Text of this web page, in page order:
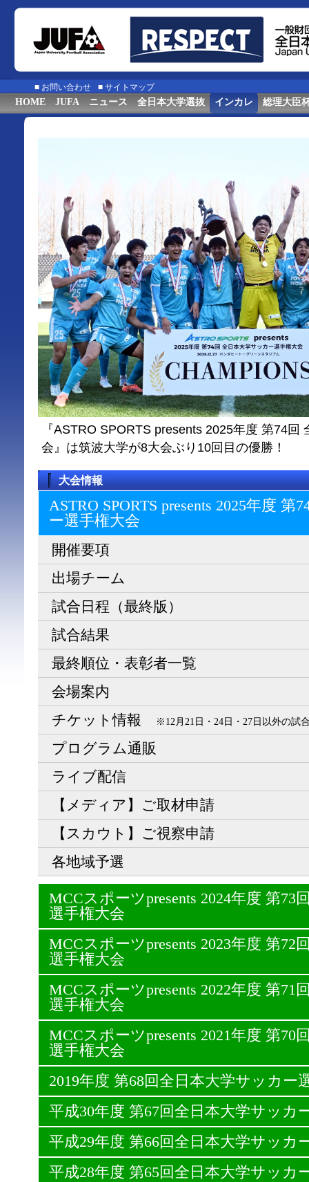
■ お問い合わせ ■ サイトマップ
HOME JUFA ニュース 全日本大学選抜 インカレ 総理大臣
『ASTRO SPORTS presents 2025年度 第74回
会』は筑波大学が8大会ぶり10回目の優勝！
大会情報
ASTRO SPORTS presents 2025年度
ー選⼿権⼤会
開催要項
出場チーム
試合日程（最終版）
試合結果
最終順位・表彰者一覧
会場案内
チケット情報
※12月21日・24日・27日以外の試
プログラム通販
ライブ配信
【メディア】ご取材申請
【スカウト】ご視察申請
各地域予選
MCCスポーツpresents 2024年度 第73
選手権大会
MCCスポーツpresents 2023年度 第72
選手権大会
MCCスポーツpresents 2022年度 第71
選手権大会
MCCスポーツpresents 2021年度 第70
選手権大会
2019年度 第68回全日本大学サッカー
平成30年度 第67回全日本大学サッカ
平成29年度 第66回全日本大学サッカ
平成28年度 第65回全日本大学サッカ